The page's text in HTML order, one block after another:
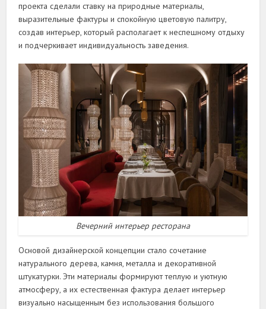
проекта сделали ставку на природные материалы,
выразительные фактуры и спокойную цветовую палитру,
создав интерьер, который располагает к неспешному отдыху
и подчеркивает индивидуальность заведения.
Вечерний интерьер ресторана
Основой дизайнерской концепции стало сочетание
натурального дерева, камня, металла и декоративной
штукатурки. Эти материалы формируют теплую и уютную
атмосферу, а их естественная фактура делает интерьер
визуально насыщенным без использования большого